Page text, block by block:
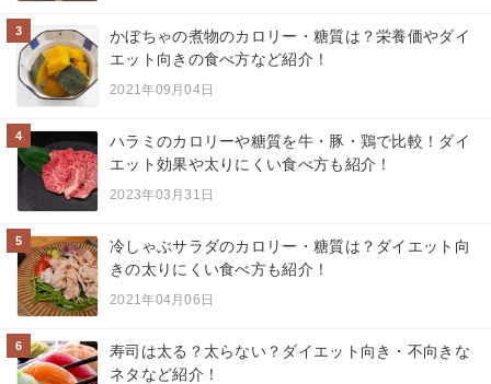
3
かぼちゃの煮物のカロリー・糖質は？栄養価やダイ
エット向きの食べ方など紹介！
2021年09月04日
4
ハラミのカロリーや糖質を牛・豚・鶏で比較！ダイ
エット効果や太りにくい食べ方も紹介！
2023年03月31日
5
冷しゃぶサラダのカロリー・糖質は？ダイエット向
きの太りにくい食べ方も紹介！
2021年04月06日
6
寿司は太る？太らない？ダイエット向き・不向きな
ネタなど紹介！